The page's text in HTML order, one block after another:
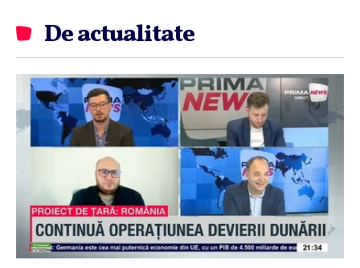
De actualitate